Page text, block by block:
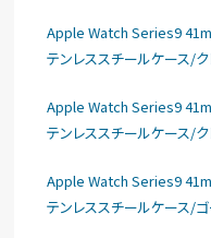
Apple Watch Series9
テンレススチールケース/
Apple Watch Series9
テンレススチールケース/
Apple Watch Series9
テンレススチールケース/